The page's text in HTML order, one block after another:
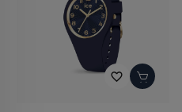
favorite_border